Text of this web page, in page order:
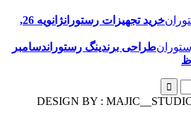
خرید تجهیزات رستوران
ژانویه 26,
طراحی برندینگ رستوران دسامبر
DESIGN BY :